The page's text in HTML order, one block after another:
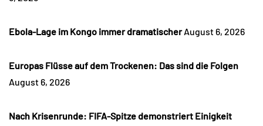
Ebola-Lage im Kongo immer dramatischer August 6, 2026
Europas Flüsse auf dem Trockenen: Das sind die Folgen
August 6, 2026
Nach Krisenrunde: FIFA-Spitze demonstriert Einigkeit